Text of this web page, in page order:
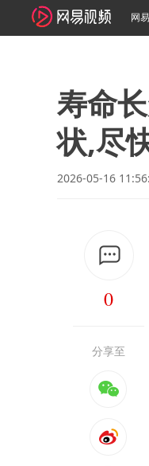
网
寿命
状,尽
2026-05-16
0
分享至